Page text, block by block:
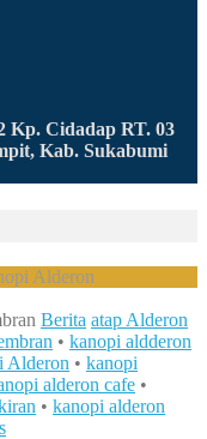
Kp. Cidadap RT. 03
Kab. Sukabumi
Alderon
Berita atap Alderon
• kanopi aldderon
Alderon • kanopi
alderon cafe •
• kanopi alderon